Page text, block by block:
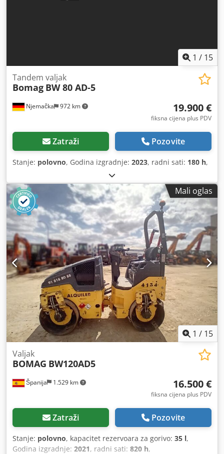
1 / 15
Njemačka 972 km
Tandem valjak
Bomag BW 80 AD-5
19.900 €
fiksna cijena plus PDV
Zatraži Pozovite
Stanje: polovno, Godina izgradnje: 2023, radni sati: 180 h,
Mali oglas
1 / 15
Španija 1.529 km
Valjak
BOMAG BW120AD5
16.500 €
fiksna cijena plus PDV
Zatraži Pozovite
Stanje: polovno, kapacitet rezervoara za gorivo: 35 l,
Godina izgradnje: 2021, radni sati: 820 h,